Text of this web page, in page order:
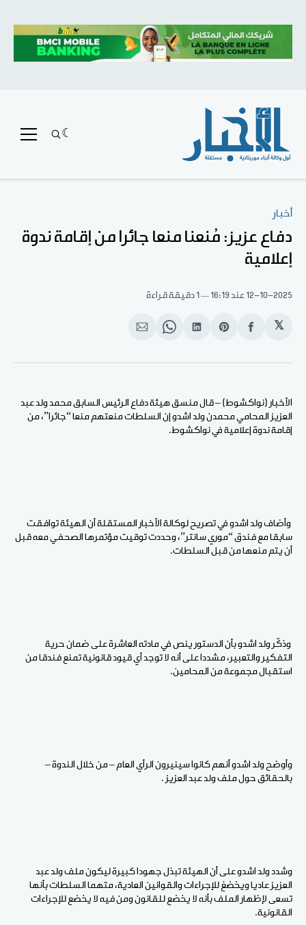
أخبار
دفاع عزيز: مُنعنا منعا جائرا من إقامة ندوة
إعلامية
12-10-2025 عند 16:19 1 دقيقة قراءة
𝕏
انشر
الفيسبوك
Share
Pinterest
انشر
لينكد
Share
WhatsApp
انشر
الإيميل
الأخبار (نواكشوط) – قال منسق هيئة دفاع الرئيس السابق محمد ولد عبد
العزيز المحامي محمدن ولد اشدو إن السلطات منعتهم منعا “جائرا”، من
إقامة ندوة إعلامية في نواكشوط.
وأضاف ولد اشدو في تصريح لوكالة الأخبار المستقلة أن الهيئة توافقت
سابقا مع فندق “موري سانتر”، وحددت توقيت مؤتمرها الصحفي معه قبل
أن يتم منعها من قبل السلطات.
وذكّر ولد اشدو بأن الدستور ينص في مادته العاشرة على ضمان حرية
التفكير والتعبير، مشددا على أنه لا توجد أي قيود قانونية تمنع فندقا من
استقبال مجموعة من المحامين.
وأوضح ولد اشدو أنهم كانوا سينيرون الرأي العام – من خلال الندوة –
بالحقائق حول ملف ولد عبد العزيز .
وشدد ولد اشدو على أن الهيئة تبذل جهودا كبيرة ليكون ملف ولد عبد
العزيز عاديا ويخضغ للإجراءات والقوانين العادية، متهما السلطات بأنها
تسعى لإظهار الملف بأنه لا يخضع للقانون ومن فيه لا يخضع للإجراءات
القانونية.